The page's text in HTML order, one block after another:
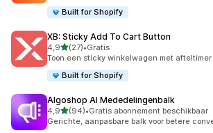
Built for Shopify
XB: Sticky Add To Cart Button
4,9van 5 sterren
(27)
27 recensies in totaal
•Gratis
Toon een sticky winkelwagen met afteltimer
Built for Shopify
Algoshop AI Mededelingenbalk
4,9van 5 sterren
(94)
94 recensies in totaal
•Gratis abonnement beschikbaar
Gerichte, aanpasbare balk voor betere